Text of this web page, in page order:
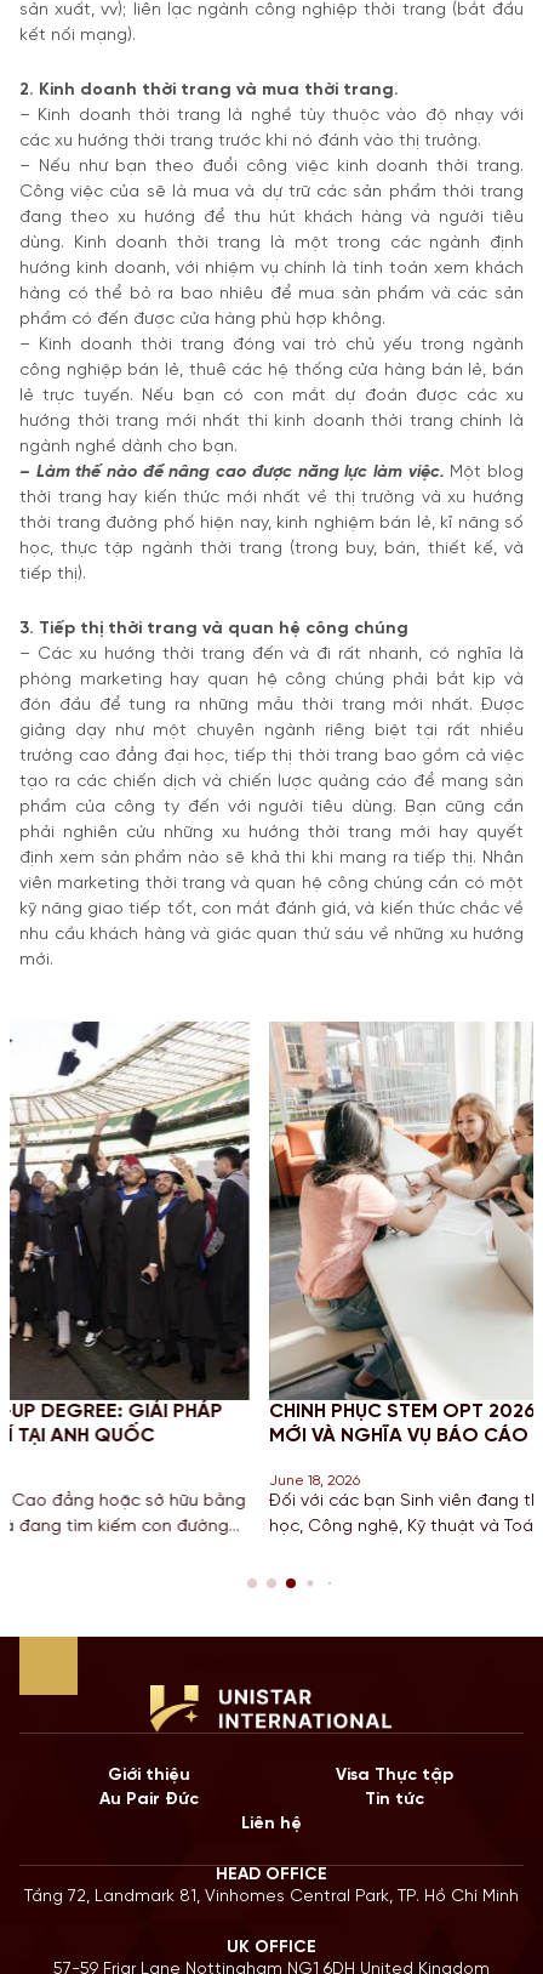
sản xuất, vv); liên lạc ngành công nghiệp thời trang (bắt đầu
kết nối mạng).
2. Kinh doanh thời trang và mua thời trang.
– Kinh doanh thời trang là nghề tùy thuộc vào độ nhạy với
các xu hướng thời trang trước khi nó đánh vào thị trưởng.
– Nếu như bạn theo đuổi công việc kinh doanh thời trang.
Công việc của sẽ là mua và dự trữ các sản phẩm thời trang
đang theo xu hướng để thu hút khách hàng và người tiêu
dùng. Kinh doanh thời trang là một trong các ngành định
hướng kinh doanh, với nhiệm vụ chính là tính toán xem khách
hàng có thể bỏ ra bao nhiêu để mua sản phẩm và các sản
phẩm có đến được cửa hàng phù hợp không.
– Kinh doanh thời trang đóng vai trò chủ yếu trong ngành
công nghiệp bán lẻ, thuê các hệ thống cửa hàng bán lẻ, bán
lẻ trực tuyến. Nếu bạn có con mắt dự đoán được các xu
hướng thời trang mới nhất thì kinh doanh thời trang chính là
ngành nghề dành cho bạn.
– Làm thế nào để nâng cao được năng lực làm việc. Một blog
thời trang hay kiến thức mới nhất về thị trường và xu hướng
thời trang đường phố hiện nay, kinh nghiệm bán lẻ, kĩ năng số
học, thực tập ngành thời trang (trong buy, bán, thiết kế, và
tiếp thị).
3. Tiếp thị thời trang và quan hệ công chúng
– Các xu hướng thời trang đến và đi rất nhanh, có nghĩa là
phòng marketing hay quan hệ công chúng phải bắt kịp và
đón đầu để tung ra những mẫu thời trang mới nhất. Được
giảng dạy như một chuyên ngành riêng biệt tại rất nhiều
trường cao đẳng đại học, tiếp thị thời trang bao gồm cả việc
tạo ra các chiến dịch và chiến lược quảng cáo để mang sản
phẩm của công ty đến với người tiêu dùng. Bạn cũng cần
phải nghiên cứu những xu hướng thời trang mới hay quyết
định xem sản phẩm nào sẽ khả thi khi mang ra tiếp thị. Nhân
viên marketing thời trang và quan hệ công chúng cần có một
kỹ năng giao tiếp tốt, con mắt đánh giá, và kiến thức chắc về
nhu cầu khách hàng và giác quan thứ sáu về những xu hướng
mới.
CHINH PHỤC STEM OPT 2026: CẬP NHẬT QUY ĐỊNH
MỚI VÀ NGHĨA VỤ BÁO CÁO CHO SINH VIÊN MỸ
Đối với các bạn Sinh viên đang theo đuổi khối ngành Khoa
học, Công nghệ, Kỹ thuật và Toán học tại Mỹ, chương trình
còn là “bước đệm” quan trọng cho lộ trình Định cư. Bước
Giới thiệu
Visa Thực tập
Au Pair Đức
Tin tức
Liên hệ
HEAD OFFICE
Tầng 72, Landmark 81, Vinhomes Central Park, TP. Hồ Chí Minh
UK OFFICE
57-59 Friar Lane Nottingham NG1 6DH United Kingdom